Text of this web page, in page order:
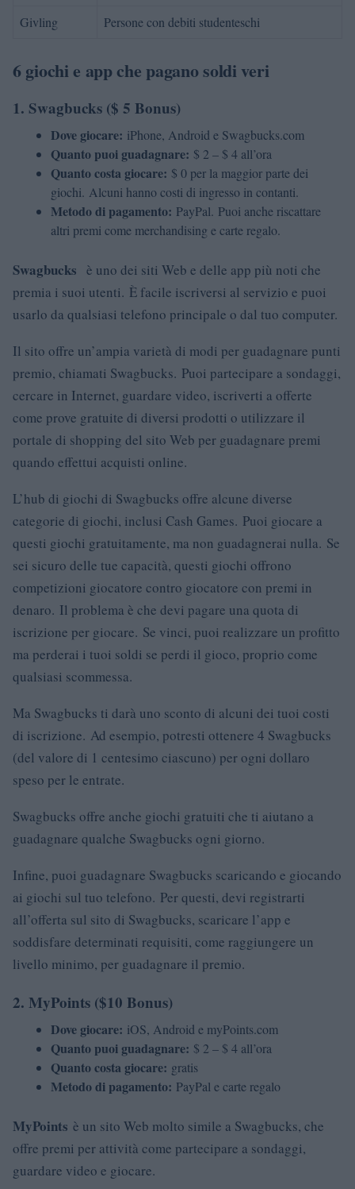
Givling
Persone con debiti studenteschi
6 giochi e app che pagano soldi veri
1. Swagbucks ($ 5 Bonus)
Dove giocare: iPhone, Android e Swagbucks.com
Quanto puoi guadagnare: $ 2 – $ 4 all’ora
Quanto costa giocare: $ 0 per la maggior parte dei
giochi. Alcuni hanno costi di ingresso in contanti.
Metodo di pagamento: PayPal. Puoi anche riscattare
altri premi come merchandising e carte regalo.
Swagbucks è uno dei siti Web e delle app più noti che
premia i suoi utenti. È facile iscriversi al servizio e puoi
usarlo da qualsiasi telefono principale o dal tuo computer.
Il sito offre un’ampia varietà di modi per guadagnare punti
premio, chiamati Swagbucks. Puoi partecipare a sondaggi,
cercare in Internet, guardare video, iscriverti a offerte
come prove gratuite di diversi prodotti o utilizzare il
portale di shopping del sito Web per guadagnare premi
quando effettui acquisti online.
L’hub di giochi di Swagbucks offre alcune diverse
categorie di giochi, inclusi Cash Games. Puoi giocare a
questi giochi gratuitamente, ma non guadagnerai nulla. Se
sei sicuro delle tue capacità, questi giochi offrono
competizioni giocatore contro giocatore con premi in
denaro. Il problema è che devi pagare una quota di
iscrizione per giocare. Se vinci, puoi realizzare un profitto
ma perderai i tuoi soldi se perdi il gioco, proprio come
qualsiasi scommessa.
Ma Swagbucks ti darà uno sconto di alcuni dei tuoi costi
di iscrizione. Ad esempio, potresti ottenere 4 Swagbucks
(del valore di 1 centesimo ciascuno) per ogni dollaro
speso per le entrate.
Swagbucks offre anche giochi gratuiti che ti aiutano a
guadagnare qualche Swagbucks ogni giorno.
Infine, puoi guadagnare Swagbucks scaricando e giocando
ai giochi sul tuo telefono. Per questi, devi registrarti
all’offerta sul sito di Swagbucks, scaricare l’app e
soddisfare determinati requisiti, come raggiungere un
livello minimo, per guadagnare il premio.
2. MyPoints ($10 Bonus)
Dove giocare: iOS, Android e myPoints.com
Quanto puoi guadagnare: $ 2 – $ 4 all’ora
Quanto costa giocare: gratis
Metodo di pagamento: PayPal e carte regalo
MyPoints è un sito Web molto simile a Swagbucks, che
offre premi per attività come partecipare a sondaggi,
guardare video e giocare.